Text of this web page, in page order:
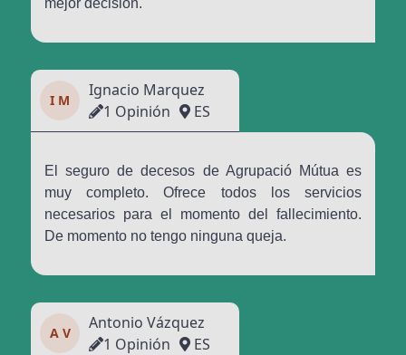
mejor decisión.
I M
Ignacio Marquez
1 Opinión
ES
El seguro de decesos de Agrupació Mútua es
muy completo. Ofrece todos los servicios
necesarios para el momento del fallecimiento.
De momento no tengo ninguna queja.
A V
Antonio Vázquez
1 Opinión
ES